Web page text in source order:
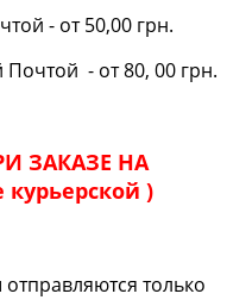
- от 50,00 грн.
- от 80, 00 грн.
ЗАКАЗЕ НА
)
отправляются только